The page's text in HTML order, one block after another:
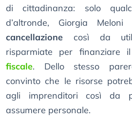
di cittadinanza: solo
d’altronde, Giorgia
cancellazione così da
risparmiate per finanziare
fiscale. Dello stesso
convinto che le risorse
agli imprenditori così da
assumere personale.